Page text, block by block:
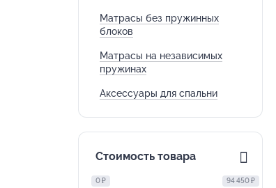
Матрасы без пружинных
блоков
Матрасы на независимых
пружинах
Аксессуары для спальни
Стоимость товара
0 ₽ 94 450 ₽